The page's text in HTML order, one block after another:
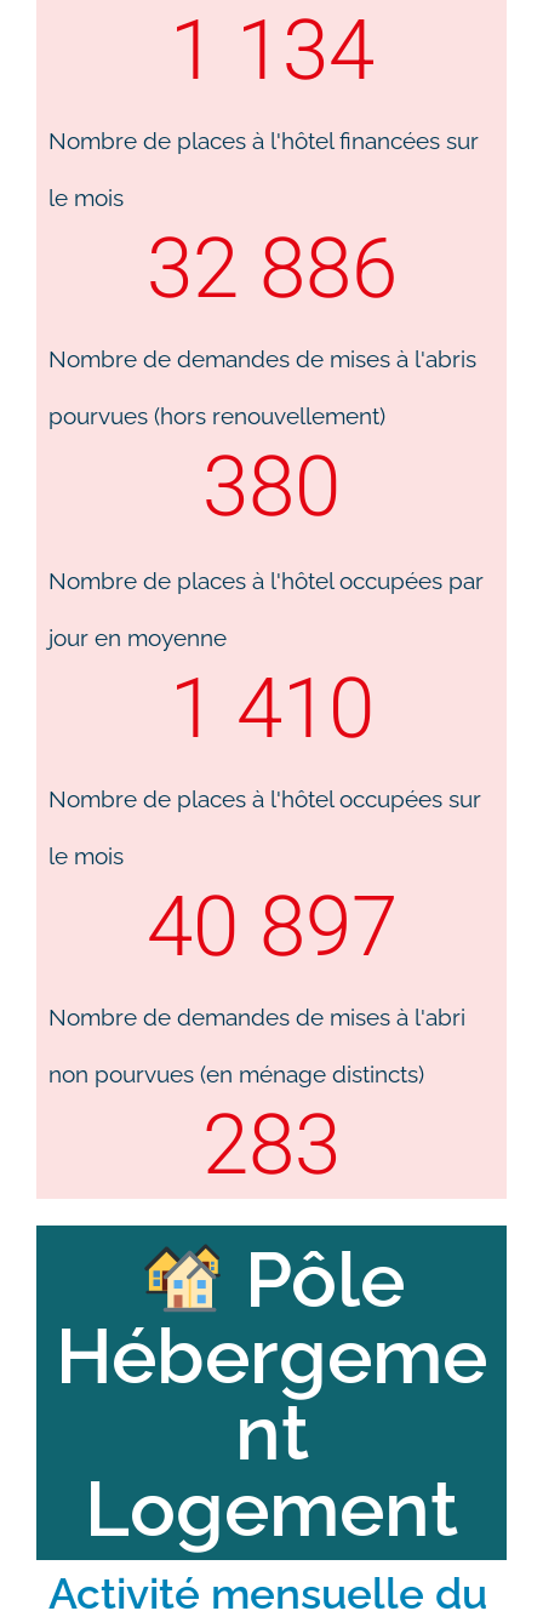
1 134
Nombre de places à l'hôtel financées sur
le mois
32 886
Nombre de demandes de mises à l'abris
pourvues (hors renouvellement)
380
Nombre de places à l'hôtel occupées par
jour en moyenne
1 410
Nombre de places à l'hôtel occupées sur
le mois​
40 897
Nombre de demandes de mises à l'abri
non pourvues (en ménage distincts)
283
Pôle
Hébergeme
nt
Logement
Activité mensuelle du